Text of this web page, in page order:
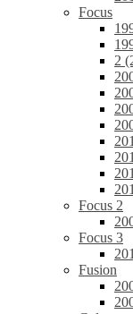
Focus
2
Focus 2
Focus 3
Fusion